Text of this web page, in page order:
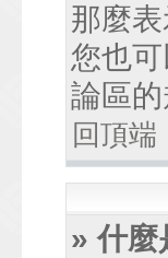
那麼
您也
論區的
回頂端
» 什麼